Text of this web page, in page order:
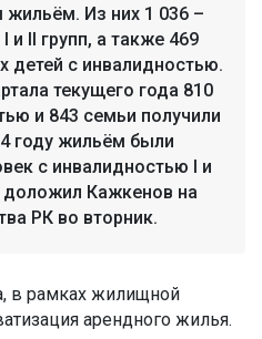
Из них 1 036 –
и II групп, а также 469
с инвалидностью.
текущего года 810
и 843 семьи получили
году жильём были
с инвалидностью I и
доложил Кажкенов на
РК во вторник.
в рамках жилищной
арендного жилья.